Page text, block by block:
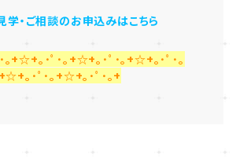
学・ご相談のお申込みはこちら
｡+☆+｡･ﾟ･｡+☆+｡･ﾟ･｡+☆+｡･ﾟ･｡
+☆+｡･ﾟ･｡+☆+｡･ﾟ･｡+